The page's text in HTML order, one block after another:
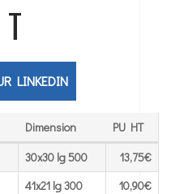
LINKEDIN
Dimension
PU HT
Dimension PU HT
30x30 lg 500
13,75€
41x21 lg 300
10,90€